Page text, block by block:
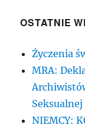
OSTATNIE
Życzenia
MRA:
NIEMCY: